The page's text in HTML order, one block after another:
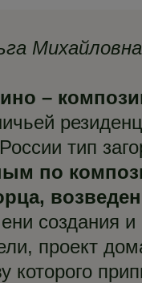
–
тип
по
создания
проект